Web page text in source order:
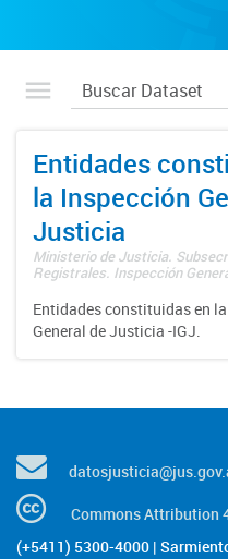
Entidades
la Inspección
Justicia
Ministerio de Justicia.
Registrales. Inspección
Entidades constituidas en
General de Justicia -IGJ.
Commons Attribution
(+5411) 5300-4000 |